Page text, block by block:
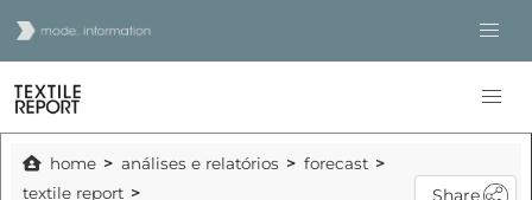
home análises e relatórios
forecast
textile report
Share